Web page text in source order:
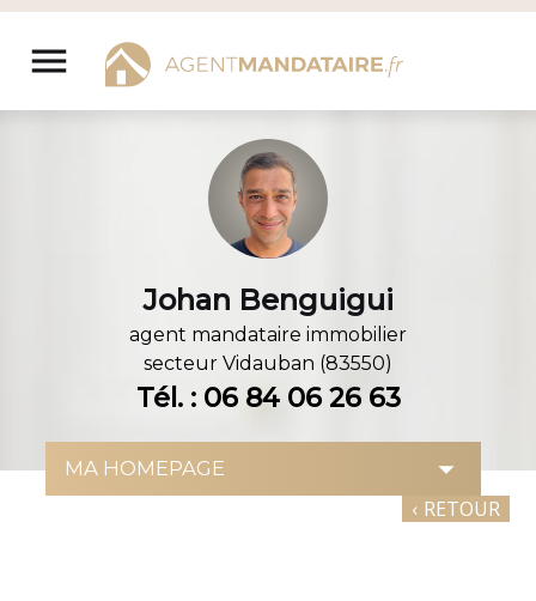
Aller
contenu
menu
Johan Benguigui
agent mandataire immobilier
secteur Vidauban (83550)
Tél. : 06 84 06 26 63
‹ RETOUR